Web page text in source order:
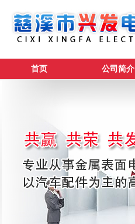
首页 公司简介